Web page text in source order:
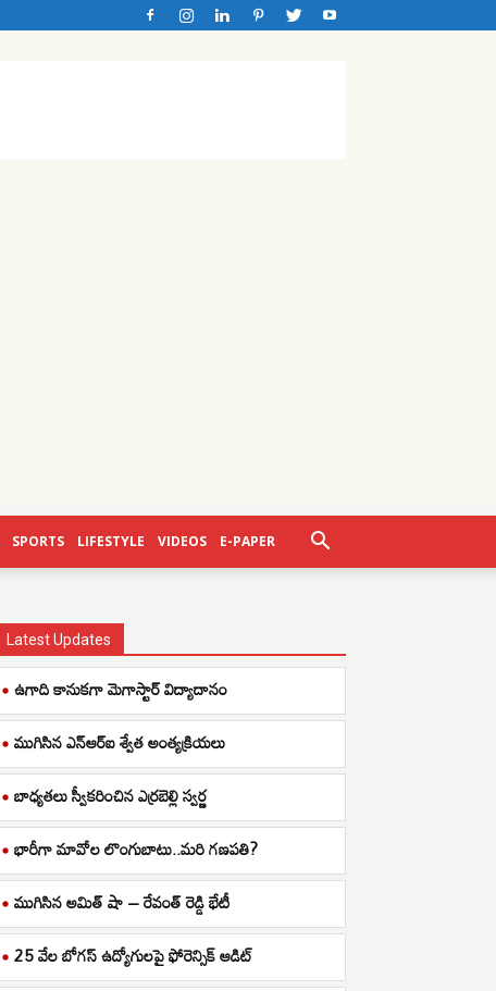
SPORTS LIFESTYLE VIDEOS E-PAPER
Latest Updates
ఉగాది కానుకగా మెగాస్టార్ విద్యాదానం
ముగిసిన ఎన్ఆర్ఐ శ్వేత అంత్యక్రియలు
బాధ్యతలు స్వీకరించిన ఎర్రబెల్లి స్వర్ణ
భారీగా మావోల లొంగుబాటు..మరి గణపతి?
ముగిసిన అమిత్ షా – రేవంత్ రెడ్డి భేటీ
25 వేల బోగస్ ఉద్యోగులపై ఫోరెన్సిక్ ఆడిట్